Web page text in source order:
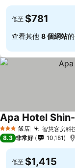
低至 $781
查看其他 8 個網站
3 星級 飯店 智慧客房科
Apa Hotel
8.3 非常好 10,181
低至 $1,415